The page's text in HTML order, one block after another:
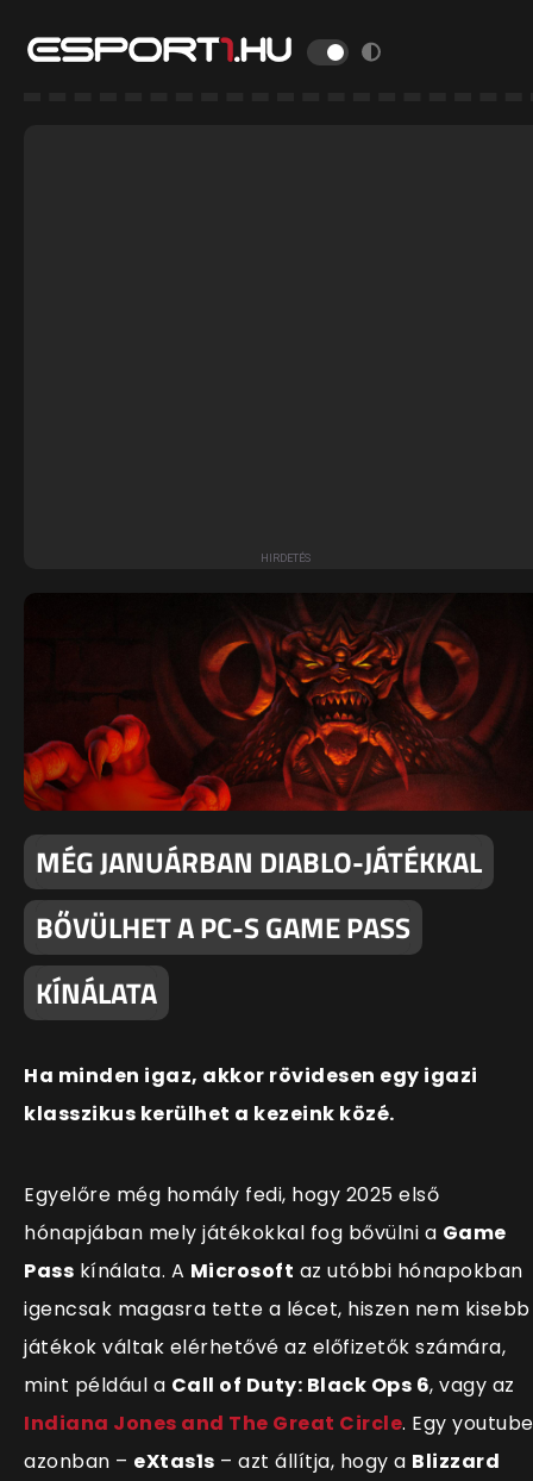
MÉG JANUÁRBAN DIABLO-JÁTÉKKAL
BŐVÜLHET A PC-S GAME PASS
KÍNÁLATA
Ha minden igaz, akkor rövidesen egy igazi
klasszikus kerülhet a kezeink közé.
Egyelőre még homály fedi, hogy 2025 első
hónapjában mely játékokkal fog bővülni a Game
Pass kínálata. A Microsoft az utóbbi hónapokban
igencsak magasra tette a lécet, hiszen nem kisebb
játékok váltak elérhetővé az előfizetők számára,
mint például a Call of Duty: Black Ops 6, vagy az
Indiana Jones and The Great Circle. Egy
azonban – eXtas1s – azt állítja, hogy a Blizzard